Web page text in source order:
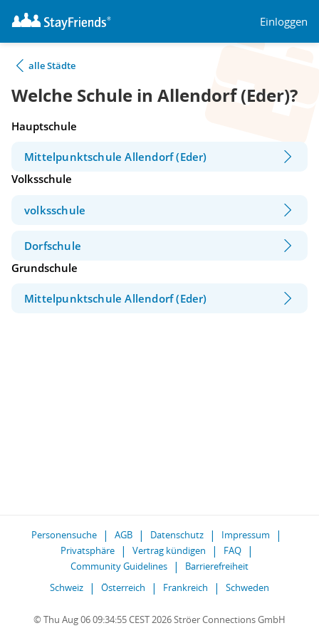
Einloggen
alle Städte
Welche Schule in Allendorf (Eder)?
Hauptschule
Mittelpunktschule Allendorf (Eder)
Volksschule
volksschule
Dorfschule
Grundschule
Mittelpunktschule Allendorf (Eder)
Personensuche AGB Datenschutz
Impressum
Privatsphäre
Vertrag kündigen
FAQ
Community Guidelines
Barrierefreiheit
Schweiz
Österreich Frankreich Schweden
© Thu Aug 06 09:34:55 CEST 2026 Ströer Connections GmbH